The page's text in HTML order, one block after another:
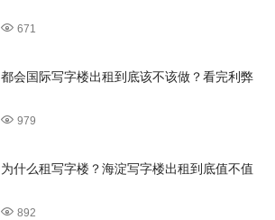
671
都会国际写字楼出租到底该不该做？看完利弊
979
为什么租写字楼？海淀写字楼出租到底值不值
892